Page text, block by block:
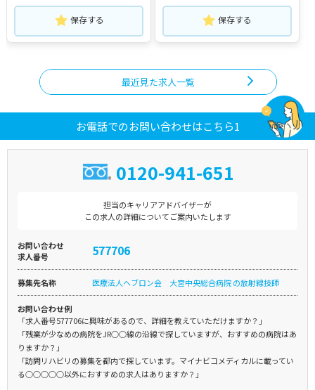
保存する 保存する
最近見た求人一覧
お電話でのお問い合わせはこちら1
0120-941-651
担当のキャリアアドバイザーが
この求人の詳細についてご案内いたします
お問い合わせ
求人番号
577706
募集先名称 医療法人ヘブロン会 大宮中央総合病院 の放射線技師
お問い合わせ例
「求人番号577706に興味があるので、詳細を教えていただけますか？」
「残業が少なめの病院をJR○○線の沿線で探していますが、おすすめの病院はあ
りますか？」
「訪問リハビリの募集を都内で探しています。マイナビコメディカルに載ってい
る○○○○○以外におすすめの求人はありますか？」